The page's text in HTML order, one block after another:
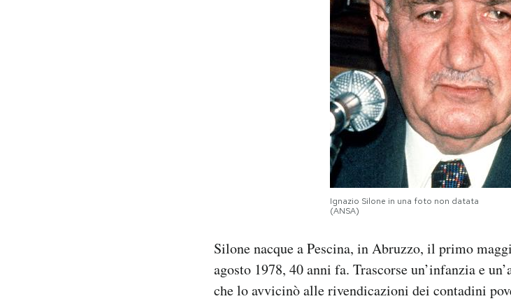
Ignazio Silone in una foto non datata
(ANSA)
Silone nacque a Pescina, in Abruzzo, il primo
agosto 1978, 40 anni fa. Trascorse un’infanzia e
che lo avvicinò alle rivendicazioni dei contadini